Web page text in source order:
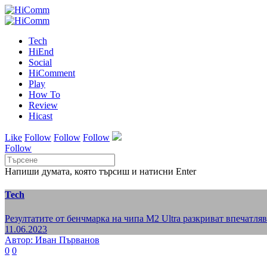
Tech
HiEnd
Social
HiComment
Play
How To
Review
Hicast
Like Follow Follow Follow
Follow
Напиши думата, която търсиш и натисни Enter
Tech
Резултатите от бенчмарка на чипа M2 Ultra разкриват
11.06.2023
Автор: Иван Първанов
0 0